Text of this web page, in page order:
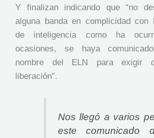
Y finalizan indicando que “no
alguna banda en complicidad con
de inteligencia como ha
ocasiones, se haya
nombre del ELN para exigir
liberación”.
Nos llegó a varios
este comunicado